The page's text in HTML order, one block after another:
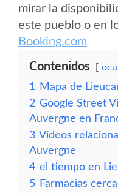
mirar la
este pueblo o en
Booking.com
Contenidos
1
Mapa de
2 Google Street
Auvergne en
3 Vídeos
Auvergne
4 el tiempo en
5 Farmacias